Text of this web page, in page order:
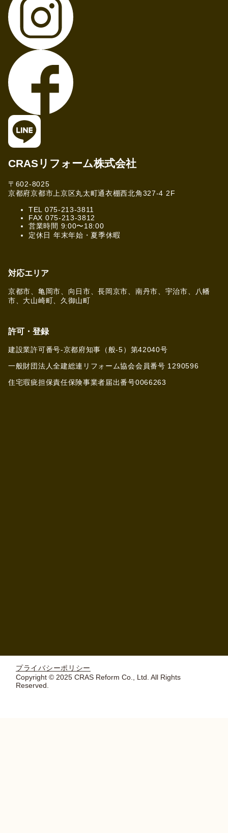
CRASリフォーム株式会社
〒602-8025
京都府京都市上京区丸太町通衣棚西北角327-4 2F
TEL 075-213-3811
FAX 075-213-3812
営業時間 9:00〜18:00
定休日 年末年始・夏季休暇
対応エリア
京都市、亀岡市、向日市、長岡京市、南丹市、宇治市、八幡
市、大山崎町、久御山町
許可・登録
建設業許可番号-京都府知事（般-5）第42040号
一般財団法人全建総連リフォーム協会会員番号 1290596
住宅瑕疵担保責任保険事業者届出番号0066263
プライバシーポリシー
Copyright © 2025 CRAS Reform Co., Ltd. All Rights
Reserved.